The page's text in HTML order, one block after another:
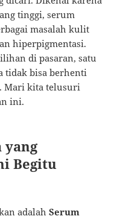
tinggi, serum
masalah kulit
hiperpigmentasi.
di pasaran, satu
tidak bisa berhenti
Mari kita telusuri
ini.
yang
Begitu
adalahSerum